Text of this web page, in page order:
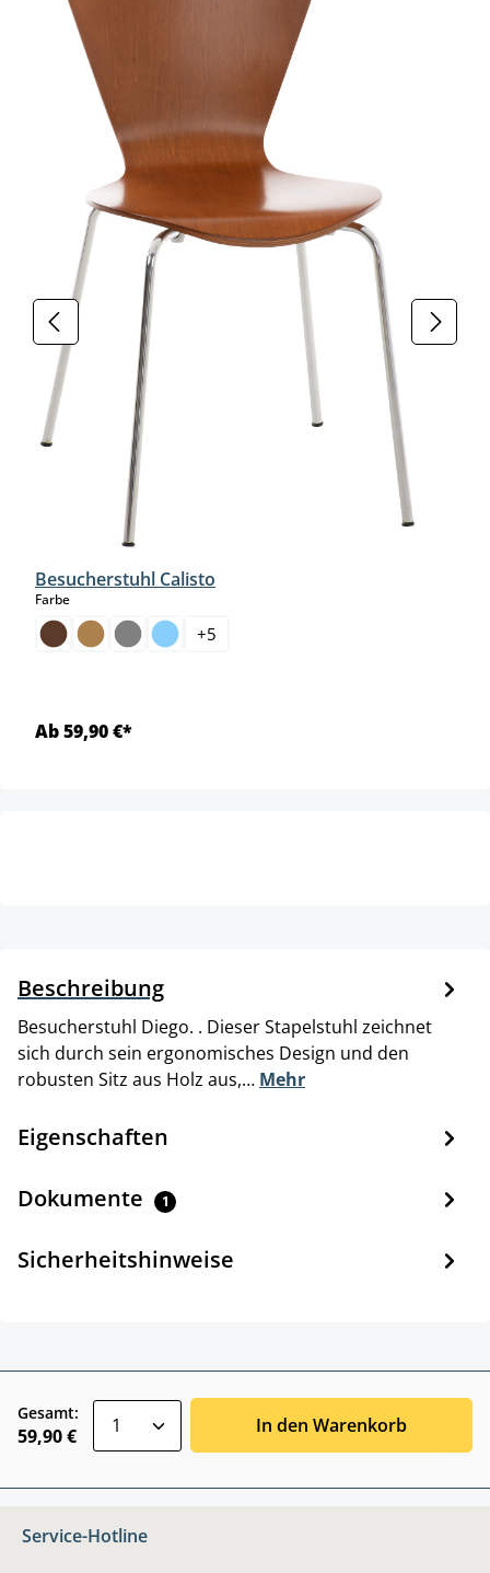
Besucherstuhl Calisto
Farbeauswählen
+5
Ab 59,90 €*
Beschreibung
Besucherstuhl Diego. . Dieser Stapelstuhl zeichnet
sich durch sein ergonomisches Design und den
robusten Sitz aus Holz aus,… Mehr
Eigenschaften
Dokumente 1
Sicherheitshinweise
Gesamt:
59,90 € In den Warenkorb
Service-Hotline